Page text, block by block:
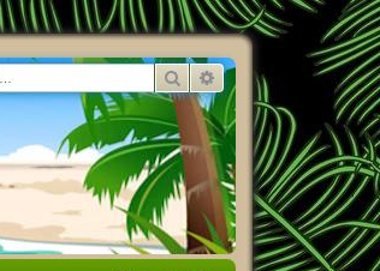
Ara Gelişmiş arama